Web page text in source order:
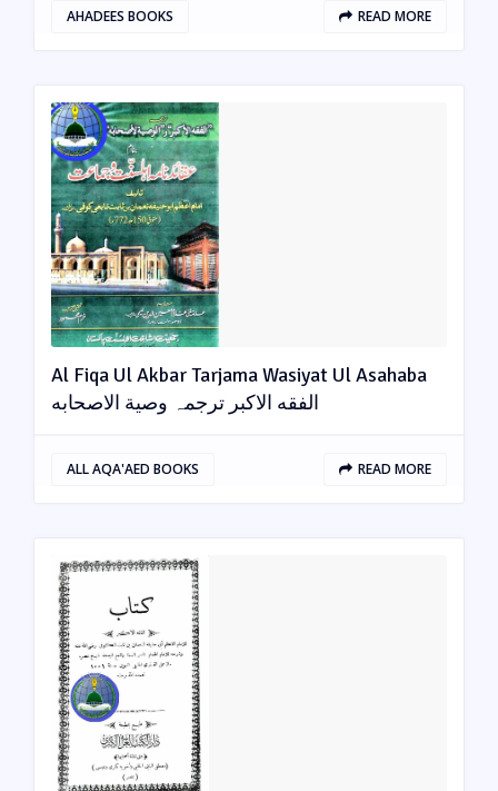
AHADEES BOOKS READ MORE
Al Fiqa Ul Akbar Tarjama Wasiyat Ul Asahaba
الفقه الاکبر ترجمہ وصیة الاصحابه
ALL AQA'AED BOOKS READ MORE